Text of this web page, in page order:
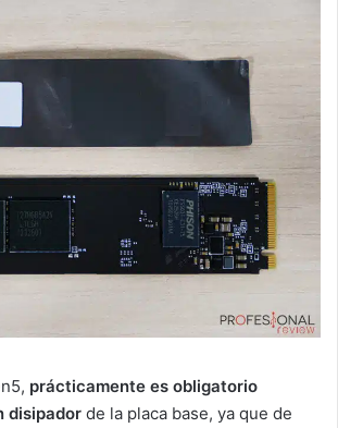
prácticamente es obligatorio
disipador de la placa base, ya que de